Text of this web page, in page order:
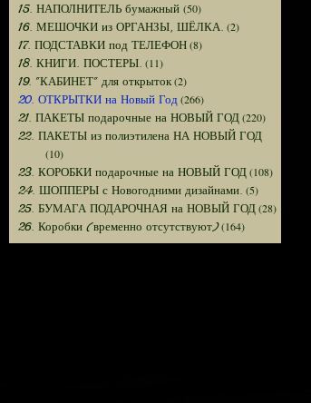
15. НАПОЛНИТЕЛЬ бумажный (50)
16. МЕШОЧКИ из ОРГАНЗЫ, ШЁЛКА. (2)
17. ПОДСТАВКИ под ТЕЛЕФОН(8)
18. КНИГИ. ПОСТЕРЫ. (11)
19. "КАБИНЕТ" для открыток(2)
20. ОТКРЫТКИ на Новый Год (266)
21. ПАКЕТЫ подарочные на НОВЫЙ ГОД(220)
22. ПАКЕТЫ из полиэтилена НА НОВЫЙ ГОД
(10)
23. КОРОБКИ подарочные на НОВЫЙ ГОД(108)
24. ШОППЕРЫ с Новогодними дизайнами. (5)
25. БУМАГА ПОДАРОЧНАЯ на НОВЫЙ ГОД(28)
26. Коробки (временно отсутствуют)(164)